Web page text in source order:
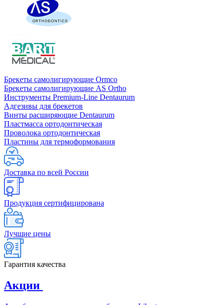
Брекеты самолигирующие Ormco
Брекеты самолигирующие AS Ortho
Инструменты Premium-Line Dentaurum
Адгезивы для брекетов
Винты расширяющие Dentaurum
Пластмасса ортодонтическая
Проволока ортодонтическая
Пластины для термоформования
Доставка по всей России
Продукция сертифицирована
Лучшие цены
Гарантия качества
Акции